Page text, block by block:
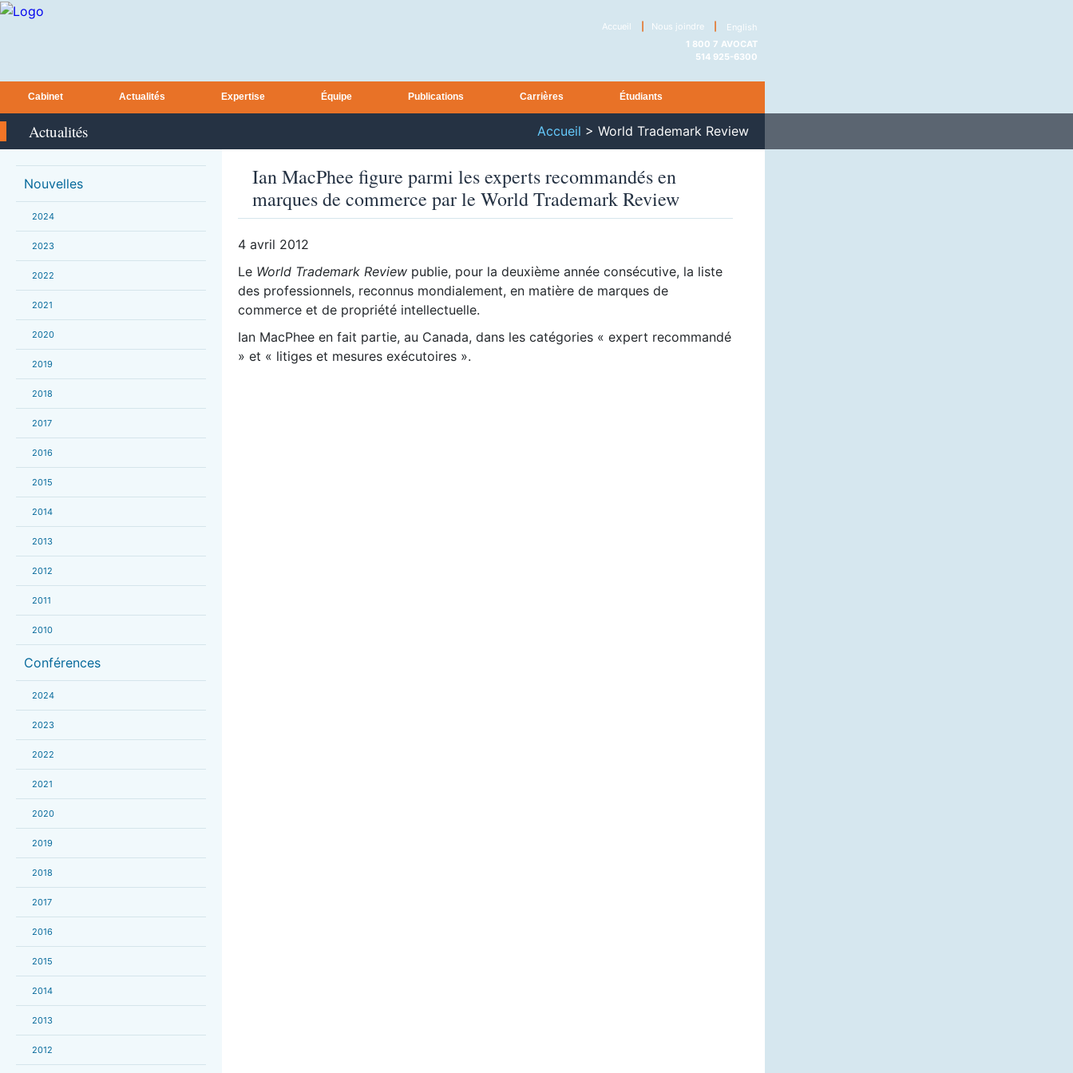
Accueil Nous joindre
English
1 800 7 AVOCAT
514 925-6300
Cabinet Actualités Expertise Équipe Publications Carrières Étudiants
Actualités Accueil > World Trademark Review
Nouvelles
2024
2023
2022
2021
2020
2019
2018
2017
2016
2015
2014
2013
2012
2011
2010
Conférences
2024
2023
2022
2021
2020
2019
2018
2017
2016
2015
2014
2013
2012
Ian MacPhee figure parmi les experts recommandés en
marques de commerce par le World Trademark Review
4 avril 2012
Le World Trademark Review publie, pour la deuxième année consécutive, la liste
des professionnels, reconnus mondialement, en matière de marques de
commerce et de propriété intellectuelle.
Ian MacPhee en fait partie, au Canada, dans les catégories « expert recommandé
» et « litiges et mesures exécutoires ».